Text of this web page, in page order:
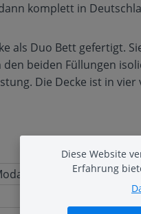
komplett in
als Duo Bett gefertigt.
beiden Füllungen
Die Decke ist in
und 30% feinster
Diese Website
Erfahrung